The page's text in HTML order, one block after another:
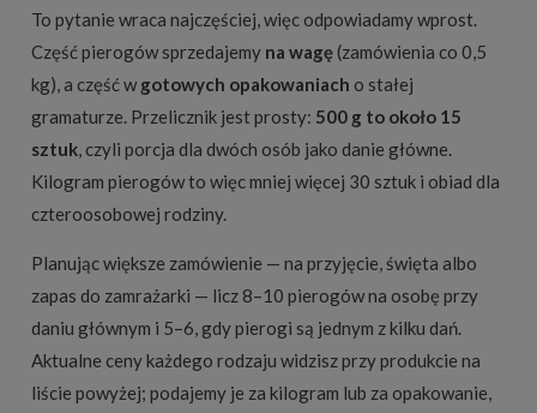
To pytanie wraca najczęściej, więc odpowiadamy wprost.
Część pierogów sprzedajemy na wagę(zamówienia co 0,5
kg), a część wgotowych opakowaniach o stałej
gramaturze. Przelicznik jest prosty: 500 g to około 15
sztuk, czyli porcja dla dwóch osób jako danie główne.
Kilogram pierogów to więc mniej więcej 30 sztuk i obiad dla
czteroosobowej rodziny.
Planując większe zamówienie — na przyjęcie, święta albo
zapas do zamrażarki — licz 8–10 pierogów na osobę przy
daniu głównym i 5–6, gdy pierogi są jednym z kilku dań.
Aktualne ceny każdego rodzaju widzisz przy produkcie na
liście powyżej; podajemy je za kilogram lub za opakowanie,